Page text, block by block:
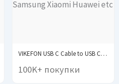
VIKEFON USB C Cable to USB C 60W...
100K+ покупки